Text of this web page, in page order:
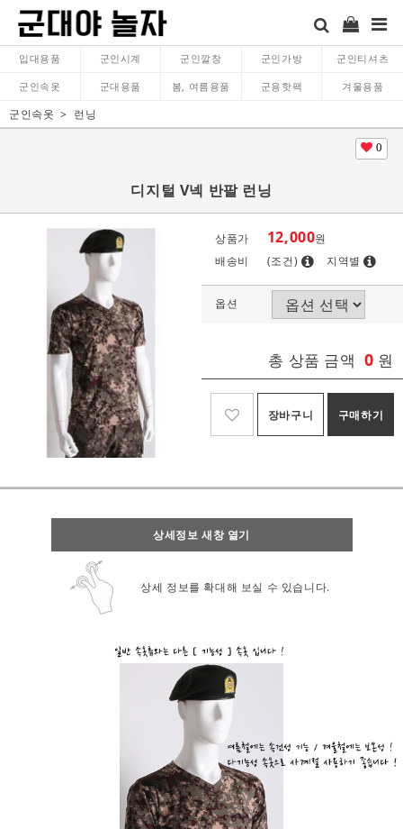
입대용품 군인시계 군인깔창 군인가방 군인티셔츠
군인속옷 군대용품 봄, 여름용품 군용핫팩 겨울용품
군인속옷 런닝
0
디지털 V넥 반팔 런닝
상품가 12,000원
배송비
(조건) 지역별
옵션
총 상품 금액 0 원
장바구니 구매하기
상세정보 새창 열기
상세 정보를 확대해 보실 수 있습니다.